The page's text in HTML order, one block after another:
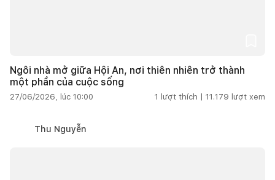
Ngôi nhà mở giữa Hội An, nơi thiên nhiên trở thành
một phần của cuộc sống
27/06/2026, lúc 10:00 1 lượt thích | 11.179 lượt xem
Thu Nguyễn